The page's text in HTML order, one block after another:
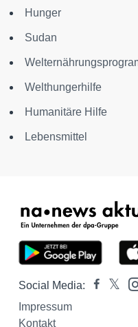
Hunger
Sudan
Welthungerhilfe
Humanitäre Hilfe
Lebensmittel
Social Media:
Impressum
Kontakt